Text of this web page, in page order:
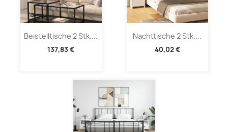
Beistelltische 2 Stk....
137,83 €
Nachttische 2 Stk....
40,02 €